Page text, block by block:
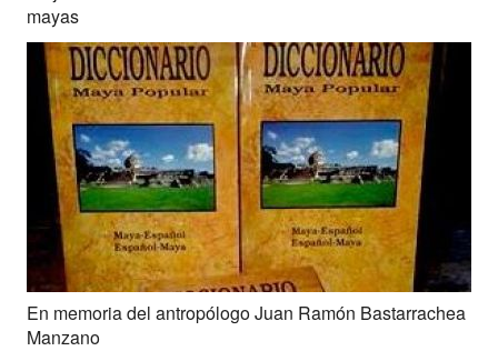
mayas
En memoria del antropólogo Juan Ramón Bastarrachea
Manzano